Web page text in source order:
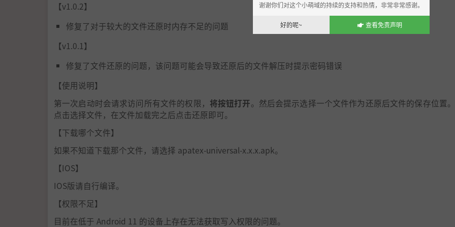
【v1.0.2】
修复了对于较大的文件还原时内存不足的问题
【v1.0.1】
修复了文件还原的问题，该问题可能会导致还原后的文件解压时提示密码错误
【使用说明】
第一次启动时会请求访问所有文件的权限， 将按钮打开。然后会提示选择一个文件作为还原后文件的保存位置
点击选择文件，在文件加载完之后点击还原即可。
【下载哪个文件】
如果不知道下载那个文件，请选择 apatex-universal-x.x.x.apk。
【IOS】
IOS版请自行编译。
【权限不足】
目前在低于 Android 11 的设备上存在无法获取写入权限的问题。
谢谢你们对这个小萌域的持续的支持和热情，非常非常感谢。
好的呢~ 查看免责声明